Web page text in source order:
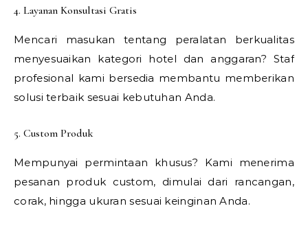
4. Layanan Konsultasi Gratis
Mencari masukan tentang peralatan berkualitas
menyesuaikan kategori hotel dan anggaran? Staf
profesional kami bersedia membantu memberikan
solusi terbaik sesuai kebutuhan Anda.
5. Custom Produk
Mempunyai permintaan khusus? Kami menerima
pesanan produk custom, dimulai dari rancangan,
corak, hingga ukuran sesuai keinginan Anda.